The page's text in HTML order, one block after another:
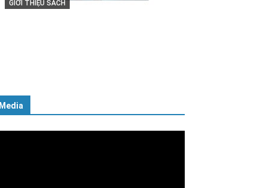
với Tổ quốc, với Đảng, Nhà nước
Media